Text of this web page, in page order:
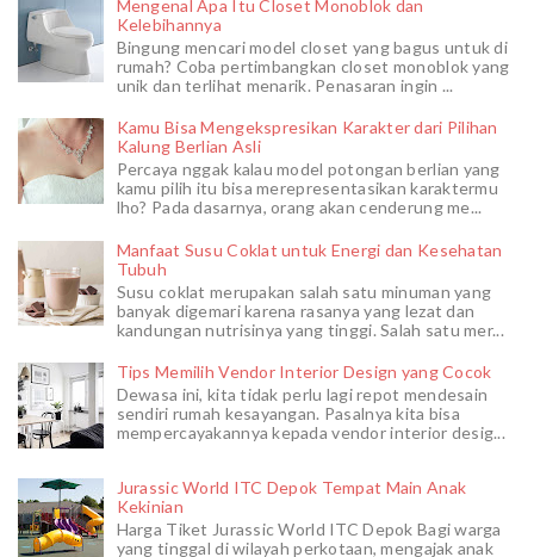
Mengenal Apa Itu Closet Monoblok dan
Kelebihannya
Bingung mencari model closet yang bagus untuk di
rumah? Coba pertimbangkan closet monoblok yang
unik dan terlihat menarik. Penasaran ingin ...
Kamu Bisa Mengekspresikan Karakter dari Pilihan
Kalung Berlian Asli
Percaya nggak kalau model potongan berlian yang
kamu pilih itu bisa merepresentasikan karaktermu
lho? Pada dasarnya, orang akan cenderung me...
Manfaat Susu Coklat untuk Energi dan Kesehatan
Tubuh
Susu coklat merupakan salah satu minuman yang
banyak digemari karena rasanya yang lezat dan
kandungan nutrisinya yang tinggi. Salah satu mer...
Tips Memilih Vendor Interior Design yang Cocok
Dewasa ini, kita tidak perlu lagi repot mendesain
sendiri rumah kesayangan. Pasalnya kita bisa
mempercayakannya kepada vendor interior desig...
Jurassic World ITC Depok Tempat Main Anak
Kekinian
Harga Tiket Jurassic World ITC Depok Bagi warga
yang tinggal di wilayah perkotaan, mengajak anak